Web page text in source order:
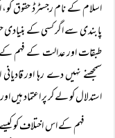
اسلام کے نام رجسٹرڈ حقوق
پابندی سے اگر کسی کے بنیادی
طبقات اور عدالت کے فہم کے
سمجھنے نہیں دے رہا اور
استدلال کو لے کر پر اعتماد
فہم کے اس اختلاف کو